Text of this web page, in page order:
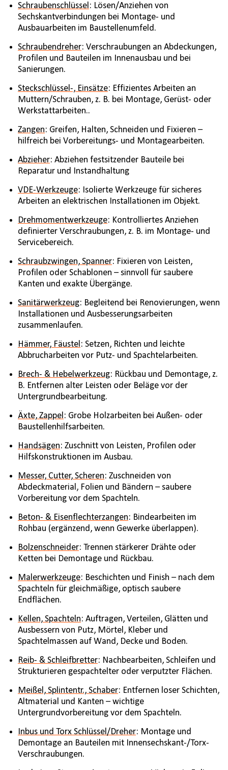
Schraubenschlüssel: Lösen/Anziehen von
Sechskantverbindungen bei Montage- und
Ausbauarbeiten im Baustellenumfeld.
Schraubendreher: Verschraubungen an Abdeckungen,
Profilen und Bauteilen im Innenausbau und bei
Sanierungen.
Steckschlüssel-, Einsätze: Effizientes Arbeiten an
Muttern/Schrauben, z. B. bei Montage, Gerüst- oder
Werkstattarbeiten..
Zangen: Greifen, Halten, Schneiden und Fixieren –
hilfreich bei Vorbereitungs- und Montagearbeiten.
Abzieher: Abziehen festsitzender Bauteile bei
Reparatur und Instandhaltung
VDE-Werkzeuge: Isolierte Werkzeuge für sicheres
Arbeiten an elektrischen Installationen im Objekt.
Drehmomentwerkzeuge: Kontrolliertes Anziehen
definierter Verschraubungen, z. B. im Montage- und
Servicebereich.
Schraubzwingen, Spanner: Fixieren von Leisten,
Profilen oder Schablonen – sinnvoll für saubere
Kanten und exakte Übergänge.
Sanitärwerkzeug: Begleitend bei Renovierungen, wenn
Installationen und Ausbesserungsarbeiten
zusammenlaufen.
Hämmer, Fäustel: Setzen, Richten und leichte
Abbrucharbeiten vor Putz- und Spachtelarbeiten.
Brech- & Hebelwerkzeug: Rückbau und Demontage, z.
B. Entfernen alter Leisten oder Beläge vor der
Untergrundbearbeitung.
Äxte, Zappel: Grobe Holzarbeiten bei Außen- oder
Baustellenhilfsarbeiten.
Handsägen: Zuschnitt von Leisten, Profilen oder
Hilfskonstruktionen im Ausbau.
Messer, Cutter, Scheren: Zuschneiden von
Abdeckmaterial, Folien und Bändern – saubere
Vorbereitung vor dem Spachteln.
Beton- & Eisenflechterzangen: Bindearbeiten im
Rohbau (ergänzend, wenn Gewerke überlappen).
Bolzenschneider: Trennen stärkerer Drähte oder
Ketten bei Demontage und Rückbau.
Malerwerkzeuge: Beschichten und Finish – nach dem
Spachteln für gleichmäßige, optisch saubere
Endflächen.
Kellen, Spachteln: Auftragen, Verteilen, Glätten und
Ausbessern von Putz, Mörtel, Kleber und
Spachtelmassen auf Wand, Decke und Boden.
Reib- & Schleifbretter: Nachbearbeiten, Schleifen und
Strukturieren gespachtelter oder verputzter Flächen.
Meißel, Splintentr., Schaber: Entfernen loser Schichten,
Altmaterial und Kanten – wichtige
Untergrundvorbereitung vor dem Spachteln.
Inbus und Torx Schlüssel/Dreher: Montage und
Demontage an Bauteilen mit Innensechskant-/Torx-
Verschraubungen.